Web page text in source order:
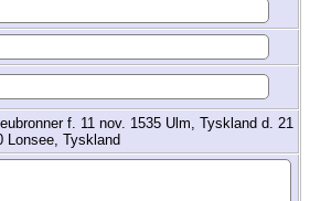
f. 11 nov. 1535 Ulm, Tyskland d. 21
Lonsee, Tyskland